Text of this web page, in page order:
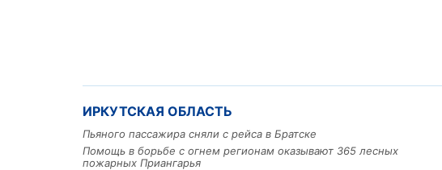
ИРКУТСКАЯ ОБЛАСТЬ
Пьяного пассажира сняли с рейса в Братске
Помощь в борьбе с огнем регионам оказывают 365 лесных
пожарных Приангарья